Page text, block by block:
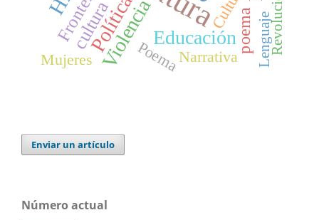
ViolenciaEducación
Política
cultura poema
Frontera
Poema
Mujeres Narrativa Lenguaje
Enviar un artículo
Número actual